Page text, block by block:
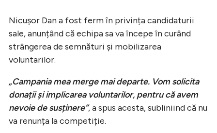
Nicușor Dan a fost ferm în privința candidaturii
sale, anunțând că echipa sa va începe în curând
strângerea de semnături și mobilizarea
voluntarilor.
„Campania mea merge mai departe. Vom solicita
donații și implicarea voluntarilor, pentru că avem
nevoie de susținere”, a spus acesta, subliniind că nu
va renunța la competiție.